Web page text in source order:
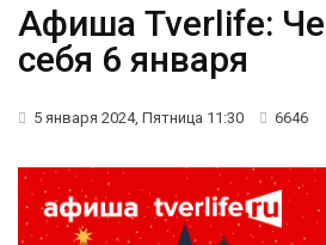
Афиша Tverlife:
себя 6 января
5 января 2024, Пятница 11:30 6646